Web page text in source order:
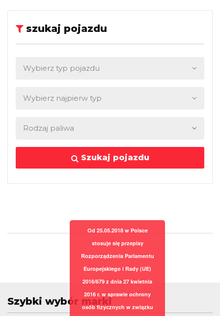
szukaj pojazdu
Szukaj pojazdu
Szybki wybór marki
Od 25.05.2018 w Polsce
stosuje się przepisy
Rozporządzenia Parlamentu
Europejskiego i Rady (UE)
2016/679 z dnia 27 kwietnia
2016 r. w sprawie ochrony
osób fizycznych w związku